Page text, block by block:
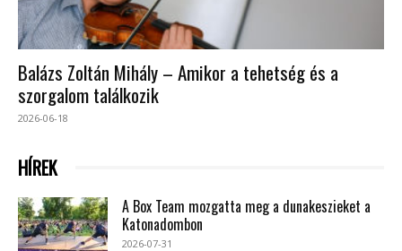
Balázs Zoltán Mihály – Amikor a tehetség és a
szorgalom találkozik
2026-06-18
HÍREK
A Box Team mozgatta meg a dunakeszieket a
Katonadombon
2026-07-31